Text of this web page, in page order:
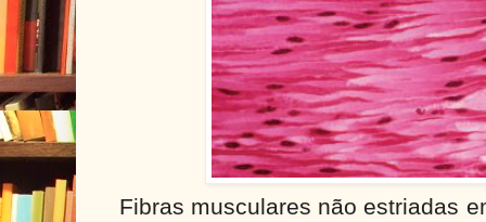
Fibras musculares não estriadas